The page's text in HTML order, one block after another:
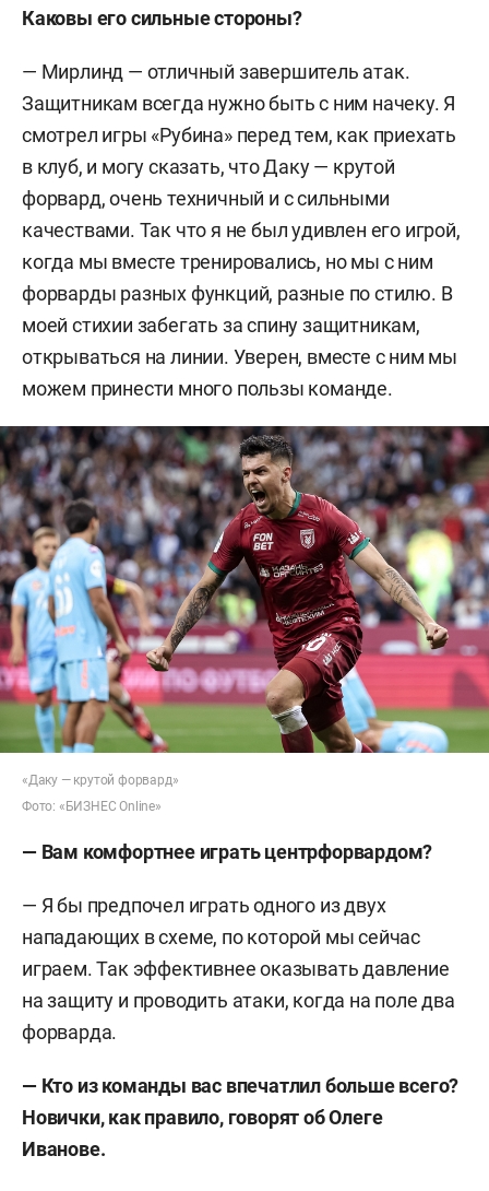
Каковы его сильные стороны?
— Мирлинд — отличный завершитель атак.
Защитникам всегда нужно быть с ним начеку. Я
смотрел игры «Рубина» перед тем, как приехать
в клуб, и могу сказать, что Даку — крутой
форвард, очень техничный и с сильными
качествами. Так что я не был удивлен его игрой,
когда мы вместе тренировались, но мы с ним
форварды разных функций, разные по стилю. В
моей стихии забегать за спину защитникам,
открываться на линии. Уверен, вместе с ним мы
можем принести много пользы команде.
«Даку — крутой форвард»
Фото: «БИЗНЕС Online»
— Вам комфортнее играть центрфорвардом?
— Я бы предпочел играть одного из двух
нападающих в схеме, по которой мы сейчас
играем. Так эффективнее оказывать давление
на защиту и проводить атаки, когда на поле два
форварда.
— Кто из команды вас впечатлил больше всего?
Новички, как правило, говорят об Олеге
Иванове.